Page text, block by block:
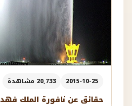
2015-10-25 20,733 مشاهدة
حقائق عن نافورة الملك فهد